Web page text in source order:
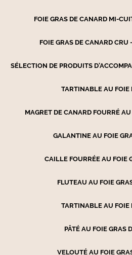
FOIE GRAS DE CANARD MI-
FOIE GRAS DE CANARD CRU
SÉLECTION DE PRODUITS
TARTINABLE AU FOIE
MAGRET DE CANARD FOURRÉ
GALANTINE AU FOIE
CAILLE FOURRÉE AU FOIE
FLUTEAU AU FOIE
TARTINABLE AU FOIE
PÂTÉ AU FOIE GRAS
VELOUTÉ AU FOIE